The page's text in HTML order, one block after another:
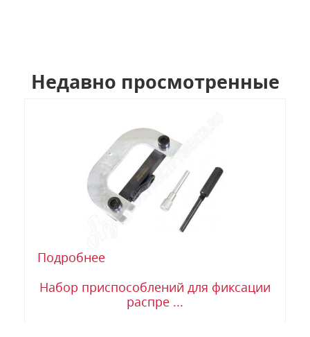
Недавно просмотренные
Подробнее
Набор приспособлений для фиксации
распре ...